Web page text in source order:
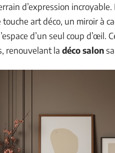
d’expression
art déco, un miroir à
d’un seul coup d’œil.
renouvelant la déco salon